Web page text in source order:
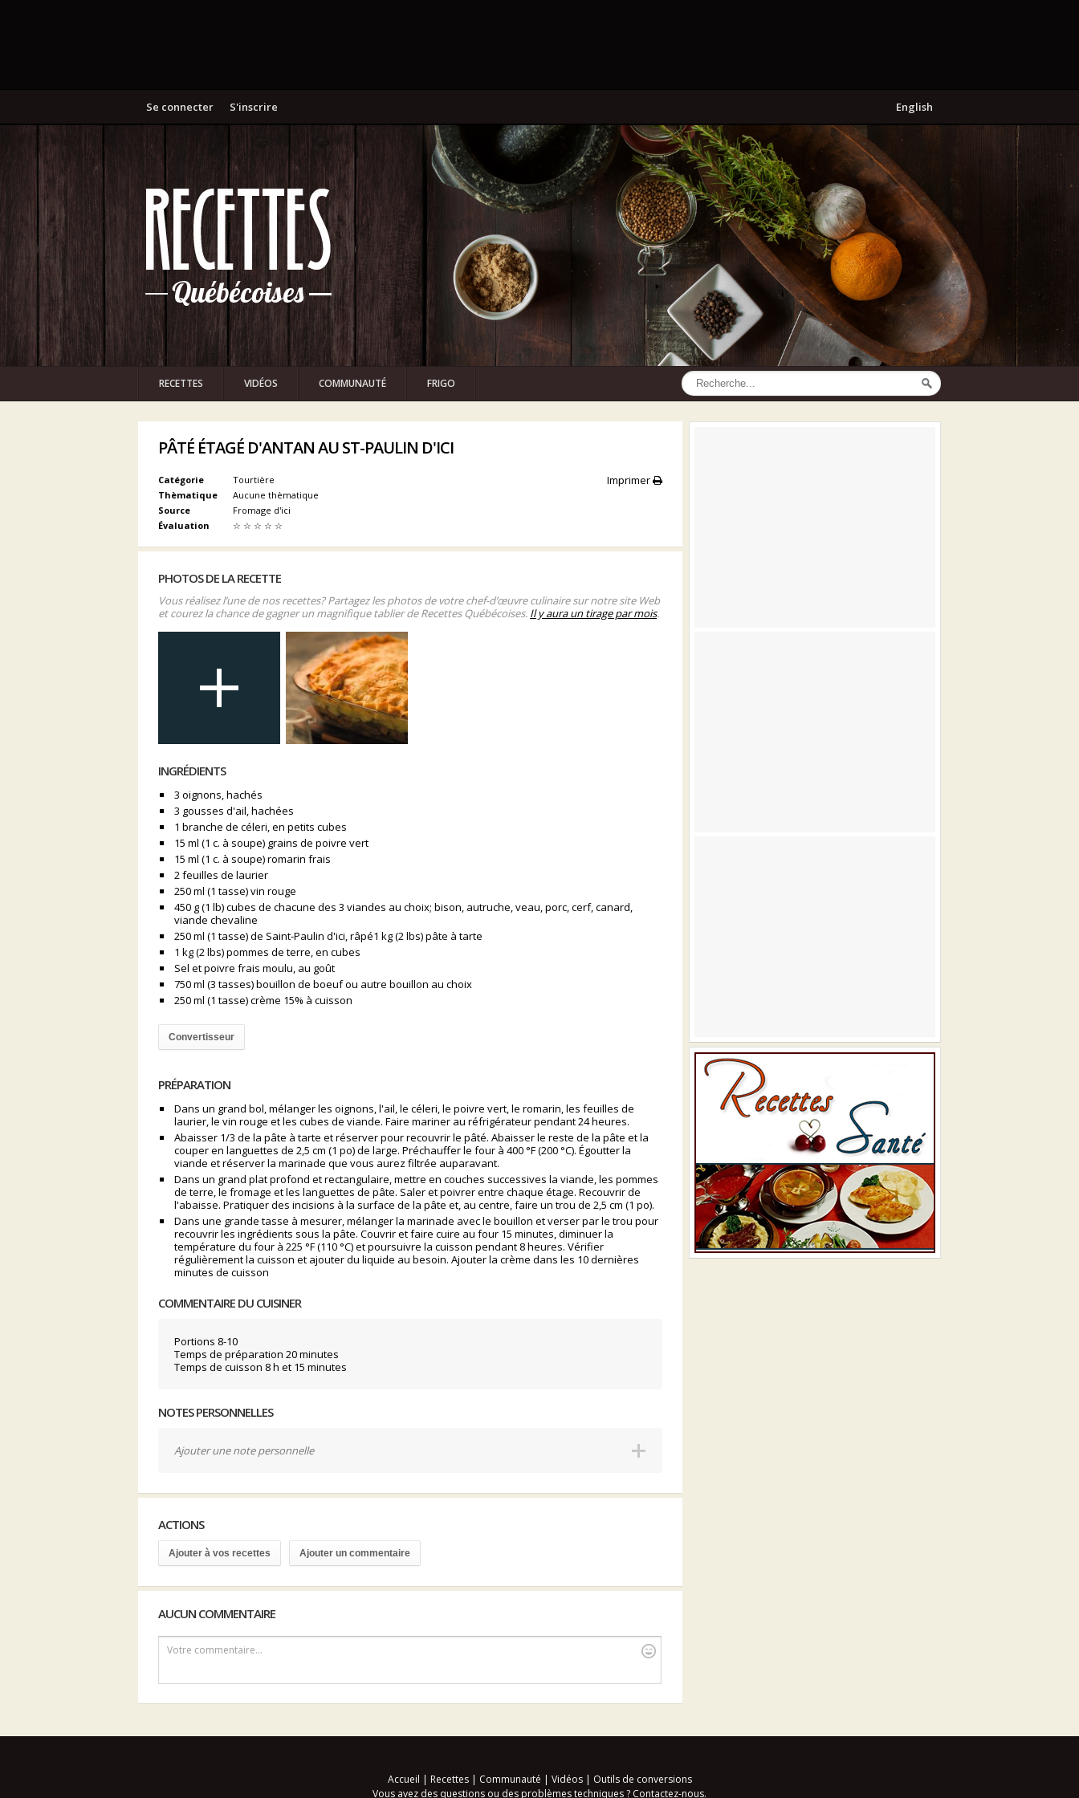
S'inscrire
Se connecter English
RECETTES VIDÉOS COMMUNAUTÉ FRIGO
PÂTÉ ÉTAGÉ D'ANTAN AU ST-PAULIN D'ICI
Imprimer
Catégorie
Tourtière
Thèmatique
Aucune thèmatique
Source
Fromage d'ici
Évaluation
☆ ☆ ☆ ☆ ☆
PHOTOS DE LA RECETTE
Vous réalisez l’une de nos recettes? Partagez les photos de votre chef-d’œuvre culinaire sur notre site Web
et courez la chance de gagner un magnifique tablier de Recettes Québécoises. Il y aura un tirage par mois.
INGRÉDIENTS
3 oignons, hachés
3 gousses d'ail, hachées
1 branche de céleri, en petits cubes
15 ml (1 c. à soupe) grains de poivre vert
15 ml (1 c. à soupe) romarin frais
2 feuilles de laurier
250 ml (1 tasse) vin rouge
450 g (1 lb) cubes de chacune des 3 viandes au choix; bison, autruche, veau, porc, cerf, canard,
viande chevaline
250 ml (1 tasse) de Saint-Paulin d'ici, râpé1 kg (2 lbs) pâte à tarte
1 kg (2 lbs) pommes de terre, en cubes
Sel et poivre frais moulu, au goût
750 ml (3 tasses) bouillon de boeuf ou autre bouillon au choix
250 ml (1 tasse) crème 15% à cuisson
Convertisseur
PRÉPARATION
Dans un grand bol, mélanger les oignons, l'ail, le céleri, le poivre vert, le romarin, les feuilles de
laurier, le vin rouge et les cubes de viande. Faire mariner au réfrigérateur pendant 24 heures.
Abaisser 1/3 de la pâte à tarte et réserver pour recouvrir le pâté. Abaisser le reste de la pâte et la
couper en languettes de 2,5 cm (1 po) de large. Préchauffer le four à 400 °F (200 °C). Égoutter la
viande et réserver la marinade que vous aurez filtrée auparavant.
Dans un grand plat profond et rectangulaire, mettre en couches successives la viande, les pommes
de terre, le fromage et les languettes de pâte. Saler et poivrer entre chaque étage. Recouvrir de
l'abaisse. Pratiquer des incisions à la surface de la pâte et, au centre, faire un trou de 2,5 cm (1 po).
Dans une grande tasse à mesurer, mélanger la marinade avec le bouillon et verser par le trou pour
recouvrir les ingrédients sous la pâte. Couvrir et faire cuire au four 15 minutes, diminuer la
température du four à 225 °F (110 °C) et poursuivre la cuisson pendant 8 heures. Vérifier
régulièrement la cuisson et ajouter du liquide au besoin. Ajouter la crème dans les 10 dernières
minutes de cuisson
COMMENTAIRE DU CUISINER
Portions 8-10
Temps de préparation 20 minutes
Temps de cuisson 8 h et 15 minutes
NOTES PERSONNELLES
Ajouter une note personnelle
ACTIONS
Ajouter à vos recettes Ajouter un commentaire
AUCUN COMMENTAIRE
Votre commentaire...
Accueil | Recettes| Communauté | Vidéos| Outils de conversions
Vous avez des questions ou des problèmes techniques ? Contactez-nous.